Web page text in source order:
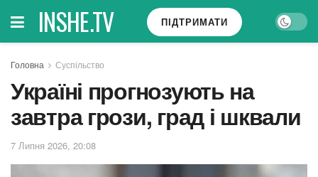
INSHE.TV ПІДТРИМАТИ
Головна Суспільство
Україні прогнозують на
завтра грози, град і шквали
7 Липня 2026, 20:08